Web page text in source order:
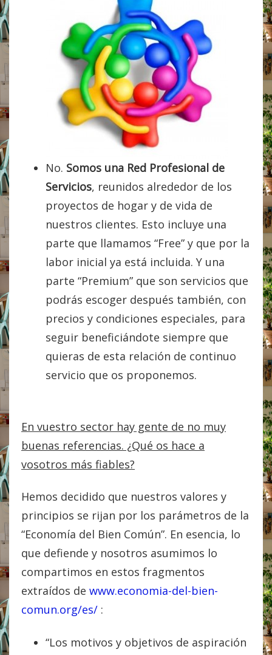
No. Somos una Red Profesional de
Servicios, reunidos alrededor de los
proyectos de hogar y de vida de
nuestros clientes. Esto incluye una
parte que llamamos “Free” y que por la
labor inicial ya está incluida. Y una
parte “Premium” que son servicios que
podrás escoger después también, con
precios y condiciones especiales, para
seguir beneficiándote siempre que
quieras de esta relación de continuo
servicio que os proponemos.
En vuestro sector hay gente de no muy
buenas referencias. ¿Qué os hace a
vosotros más fiables?
Hemos decidido que nuestros valores y
principios se rijan por los parámetros de la
“Economía del Bien Común”. En esencia, lo
que defiende y nosotros asumimos lo
compartimos en estos fragmentos
extraídos de www.economia-del-bien-
comun.org/es/ :
“Los motivos y objetivos de aspiración